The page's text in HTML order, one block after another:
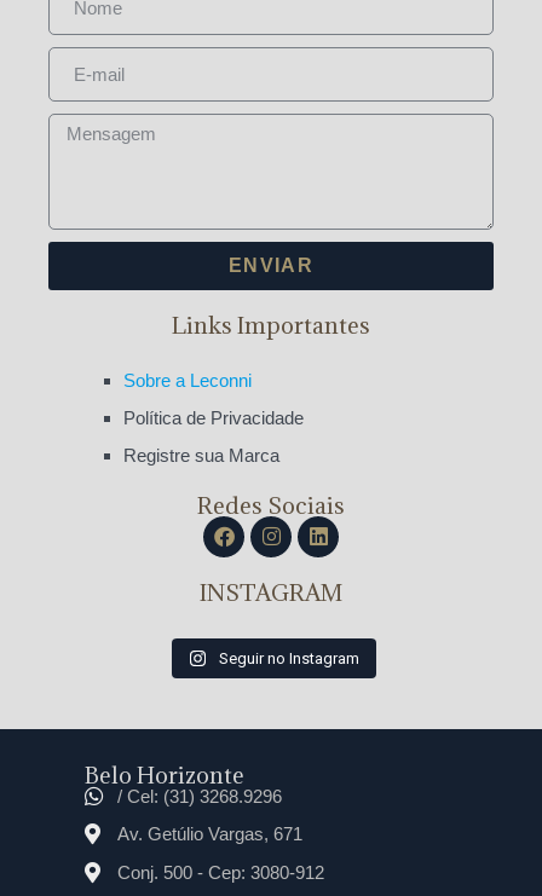
ENVIAR
Links Importantes
Sobre a Leconni
Política de Privacidade
Registre sua Marca
Redes Sociais
INSTAGRAM
Seguir no Instagram
Belo Horizonte
/ Cel: (31) 3268.9296
Av. Getúlio Vargas, 671
Conj. 500 - Cep: 3080-912